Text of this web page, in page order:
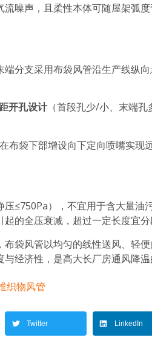
噪声，且柔性本体可随屋架弧度
分支采用布袋风管沿生产线纵向
开孔设计（首段孔少/小、末端孔
布袋下部增设向下定向喷嘴实现
≤750Pa），不宜用于含大量油
的全压衰减，超过一定长度宜分
袋风管以均匀的线性送风、轻
经济性，是高大长厂房通风降
织物风管
Twitter LinkedIn